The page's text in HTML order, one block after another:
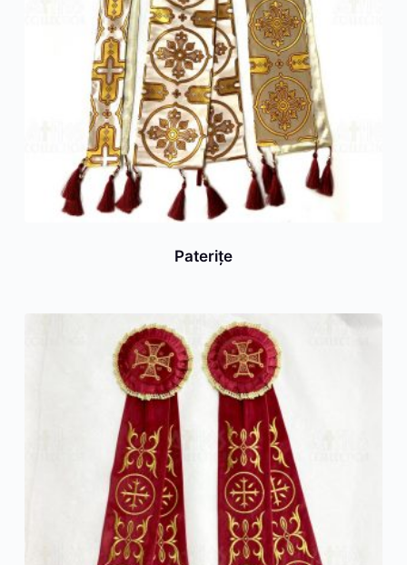
Paterițe